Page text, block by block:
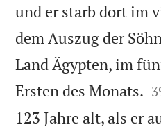
und er starb dort im
dem Auszug der
Land Ägypten, im
Ersten des Monats. 
123 Jahre alt, als er